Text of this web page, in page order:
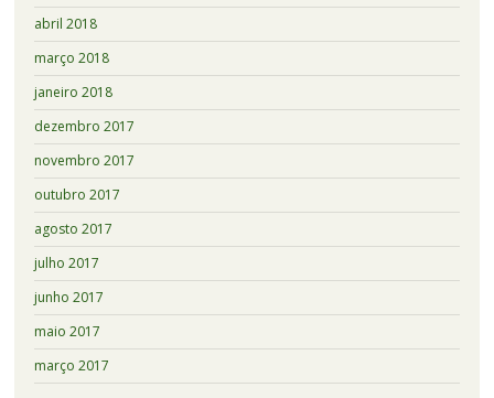
abril 2018
março 2018
janeiro 2018
dezembro 2017
novembro 2017
outubro 2017
agosto 2017
julho 2017
junho 2017
maio 2017
março 2017